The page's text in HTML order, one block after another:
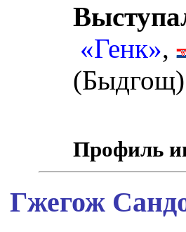
«Генк»,
Профиль
Гжегож